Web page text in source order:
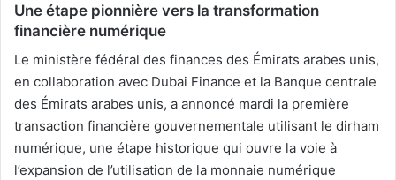
Une étape pionnière vers la transformation
financière numérique
Le ministère fédéral des finances des Émirats arabes unis,
en collaboration avec Dubai Finance et la Banque centrale
des Émirats arabes unis, a annoncé mardi la première
transaction financière gouvernementale utilisant le dirham
numérique, une étape historique qui ouvre la voie à
l’expansion de l’utilisation de la monnaie numérique